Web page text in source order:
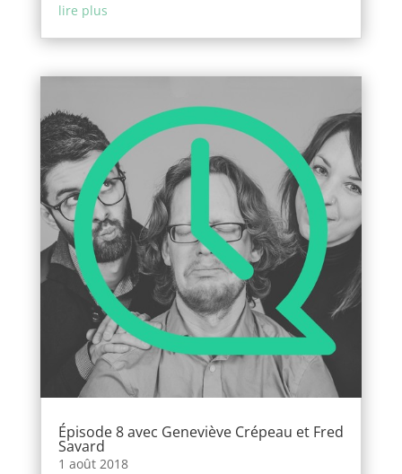
lire plus
Épisode 8 avec Geneviève Crépeau et Fred
Savard
1 août 2018